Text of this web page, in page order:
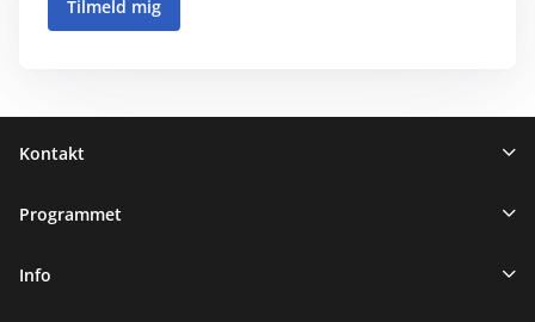
Sidefod
Kontakt
Programmet
Info